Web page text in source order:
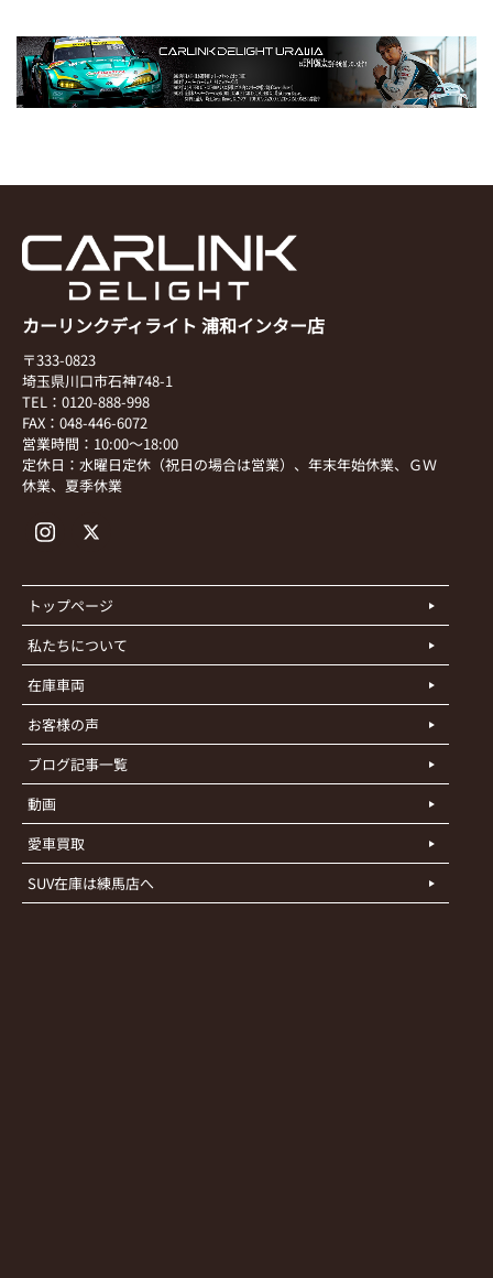
カーリンクディライト 浦和インター店
〒333-0823
埼玉県川口市石神748-1
TEL：0120-888-998
FAX：048-446-6072
営業時間：10:00～18:00
定休日：水曜日定休（祝日の場合は営業）、年末年始休業、ＧＷ
休業、夏季休業
トップページ
私たちについて
在庫車両
お客様の声
ブログ記事一覧
動画
愛車買取
SUV在庫は練馬店へ